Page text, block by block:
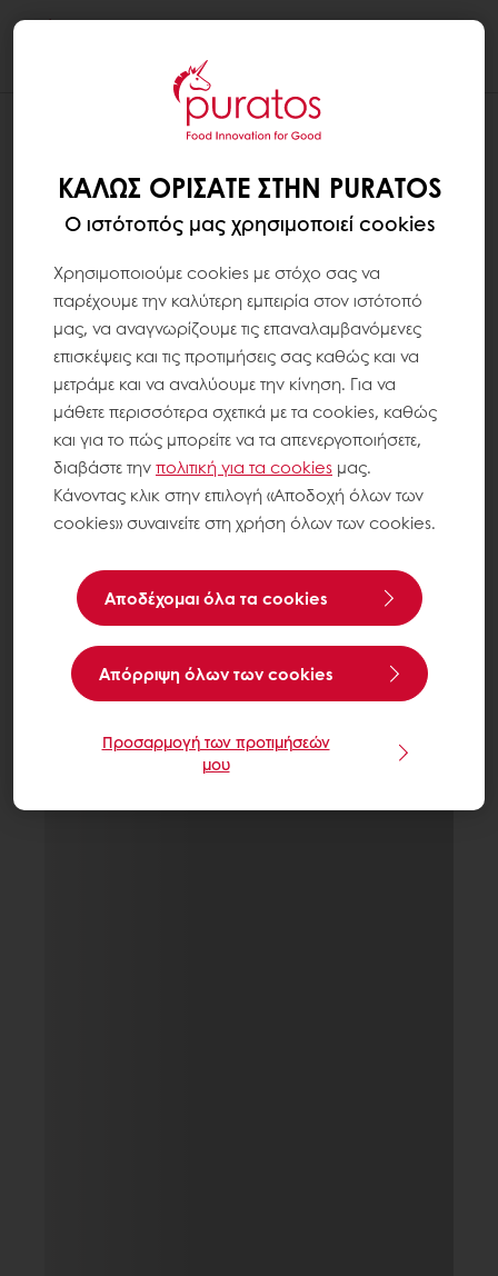
ΚΑΛΏΣ ΟΡΊΣΑΤΕ ΣΤΗΝ PURATOS
Ο ιστότοπός μας χρησιμοποιεί cookies
Χρησιμοποιούμε cookies με στόχο σας να
παρέχουμε την καλύτερη εμπειρία στον ιστότοπό
μας, να αναγνωρίζουμε τις επαναλαμβανόμενες
επισκέψεις και τις προτιμήσεις σας καθώς και να
μετράμε και να αναλύουμε την κίνηση. Για να
μάθετε περισσότερα σχετικά με τα cookies, καθώς
και για το πώς μπορείτε να τα απενεργοποιήσετε,
διαβάστε τηνπολιτική για τα cookies μας.
Κάνοντας κλικ στην επιλογή «Αποδοχή όλων των
cookies» συναινείτε στη χρήση όλων των cookies.
Αποδέχομαι όλα τα cookies
Aπόρριψη όλων των cookies
Προσαρμογή των προτιμήσεών
μου